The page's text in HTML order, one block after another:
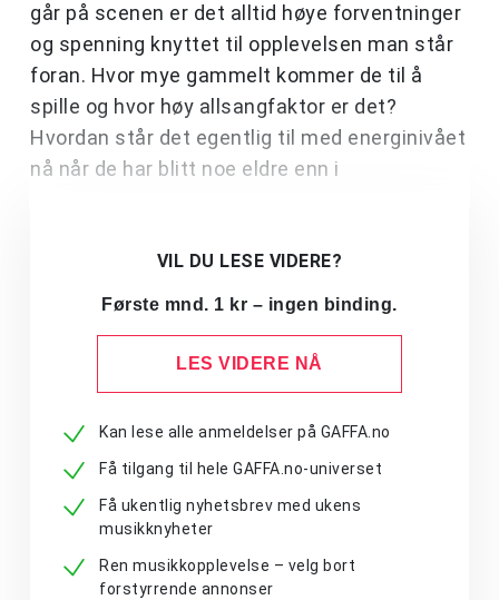
går på scenen er det alltid høye forventninger
og spenning knyttet til opplevelsen man står
foran. Hvor mye gammelt kommer de til å
spille og hvor høy allsangfaktor er det?
Hvordan står det egentlig til med energinivået
nå når de har blitt noe eldre enn i
VIL DU LESE VIDERE?
Første mnd. 1 kr – ingen binding.
LES VIDERE NÅ
Kan lese alle anmeldelser på GAFFA.no
Få tilgang til hele GAFFA.no-universet
Få ukentlig nyhetsbrev med ukens
musikknyheter
Ren musikkopplevelse – velg bort
forstyrrende annonser